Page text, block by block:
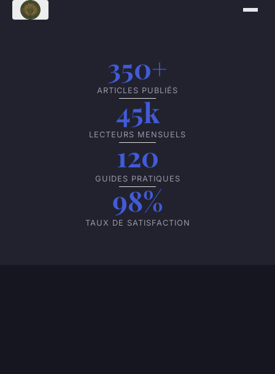
350+
ARTICLES PUBLIÉS
45k
LECTEURS MENSUELS
120
GUIDES PRATIQUES
98%
TAUX DE SATISFACTION